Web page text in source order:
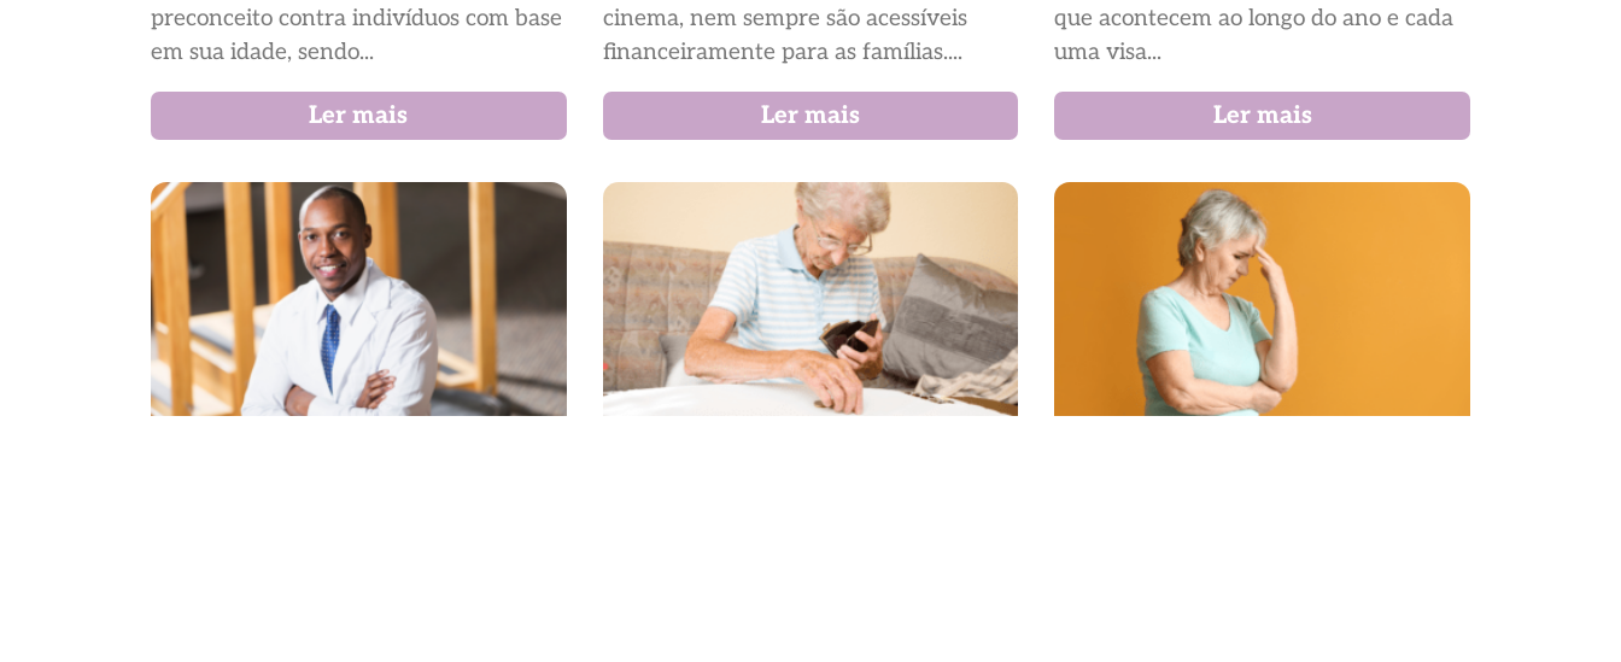
preconceito contra indivíduos com base
em sua idade, sendo...
Ler mais
cinema, nem sempre são acessíveis
financeiramente para as famílias....
Ler mais
que acontecem ao longo do ano e cada
uma visa...
Ler mais